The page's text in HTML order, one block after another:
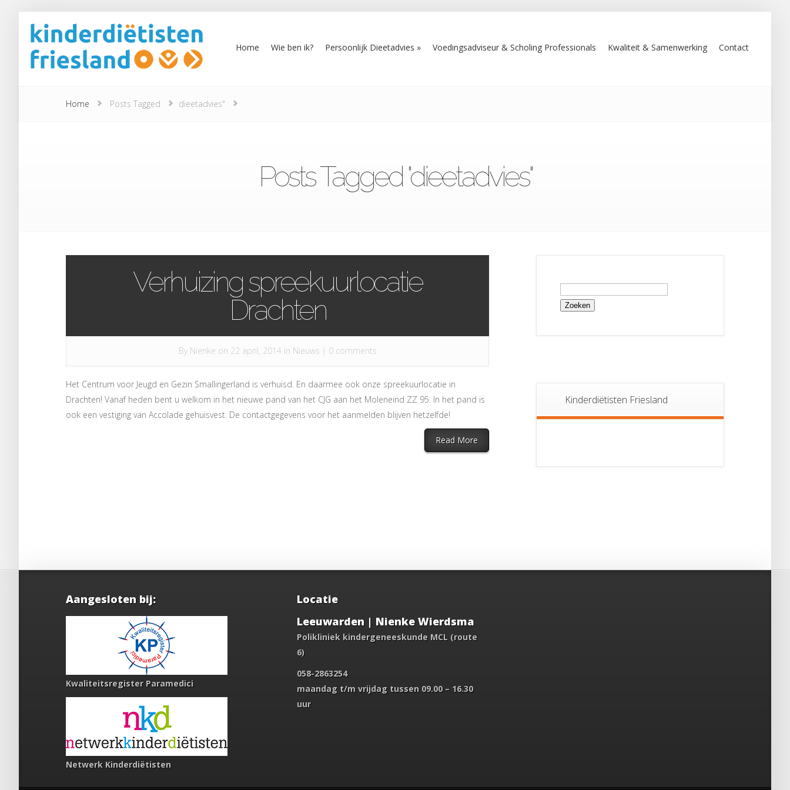
Home Wie ben ik? Persoonlijk Dieetadvies Voedingsadviseur & Scholing Professionals Kwaliteit & Samenwerking Contact
Home Posts Tagged dieetadvies"
Posts Tagged "dieetadvies"
Verhuizing spreekuurlocatie
Drachten
By Nienke on 22 april, 2014 in Nieuws | 0 comments
Het Centrum voor Jeugd en Gezin Smallingerland is verhuisd. En daarmee ook onze spreekuurlocatie in
Drachten! Vanaf heden bent u welkom in het nieuwe pand van het CJG aan het Moleneind ZZ 95. In het pand is
ook een vestiging van Accolade gehuisvest. De contactgegevens voor het aanmelden blijven hetzelfde!
Read More
Zoeken
Kinderdiëtisten Friesland
Aangesloten bij:
Kwaliteitsregister Paramedici
Netwerk Kinderdiëtisten
Locatie
Leeuwarden | Nienke Wierdsma
Polikliniek kindergeneeskunde MCL (route
6)
058-2863254
maandag t/m vrijdag tussen 09.00 – 16.30
uur